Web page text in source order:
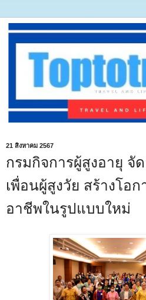
21 สิงหาคม 2567
กรมกิจการผู้สูงอายุ จั
เพื่อนผู้สูงวัย สร้างโอ
อาชีพในรูปแบบใหม่